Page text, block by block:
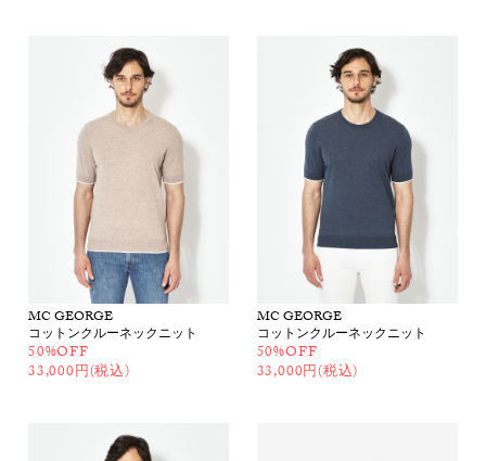
MC GEORGE
コットンクルーネックニット
50%OFF
33,000円(税込)
MC GEORGE
コットンクルーネックニット
50%OFF
33,000円(税込)